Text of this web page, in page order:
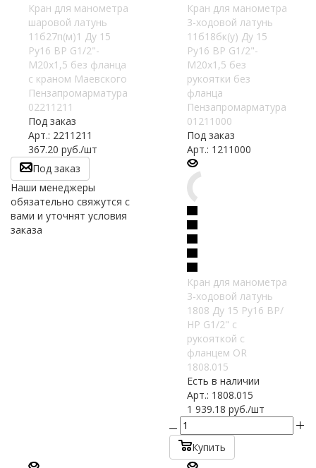
Кран для манометра
шаровой латунь
11б27п(м)1 Ду 15
Ру16 ВР G1/2"-
М20х1,5 без фланца
с краном Маевского
Пензапромарматура
02211211
Под заказ
Арт.: 2211211
367.20 руб./шт
Под заказ
Наши менеджеры
обязательно свяжутся с
вами и уточнят условия
заказа
Кран для манометра
3-ходовой латунь
11б18бк(у) Ду 15
Ру16 ВР G1/2"-
М20х1,5 без
рукоятки без
фланца
Пензапромарматура
01211000
Под заказ
Арт.: 1211000
Кран для манометра
3-ходовой латунь
1808 Ду 15 Ру16 ВР/
НР G1/2" с
рукояткой с
фланцем OR
1808.015
Есть в наличии
Арт.: 1808.015
1 939.18 руб./шт
Купить